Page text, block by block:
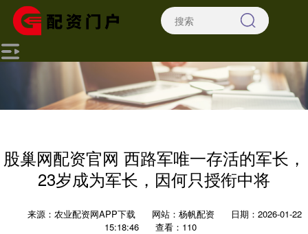
股巢网配资官网 西路军唯一存活的军长，
23岁成为军长，因何只授衔中将
来源：农业配资网APP下载 网站：杨帆配资
日期：2026-01-22
15:18:46
查看：110